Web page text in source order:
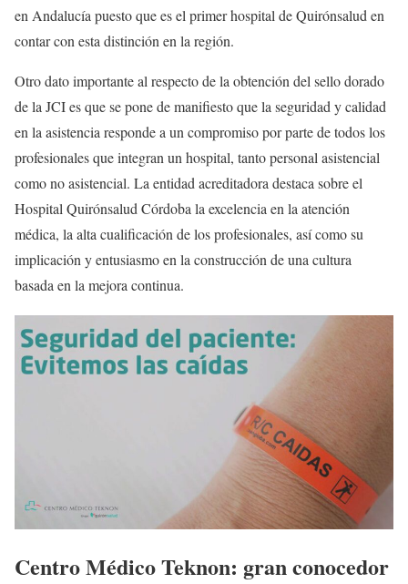
en Andalucía puesto que es el primer hospital de Quirónsalud en
contar con esta distinción en la región.
Otro dato importante al respecto de la obtención del sello dorado
de la JCI es que se pone de manifiesto que la seguridad y calidad
en la asistencia responde a un compromiso por parte de todos los
profesionales que integran un hospital, tanto personal asistencial
como no asistencial. La entidad acreditadora destaca sobre el
Hospital Quirónsalud Córdoba la excelencia en la atención
médica, la alta cualificación de los profesionales, así como su
implicación y entusiasmo en la construcción de una cultura
basada en la mejora continua.
Centro Médico Teknon: gran conocedor